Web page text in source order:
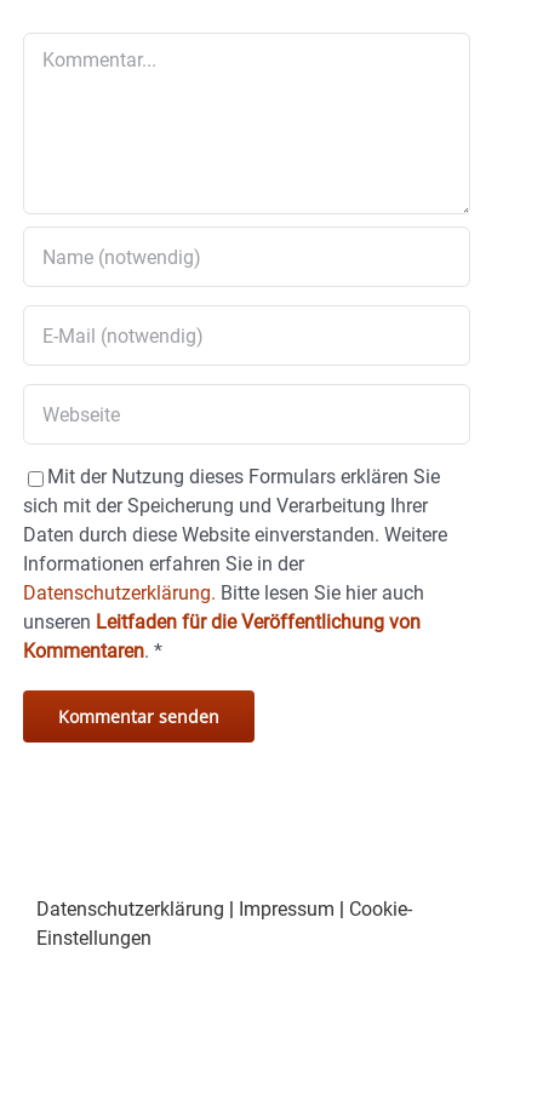
Mit der Nutzung dieses Formulars erklären Sie
sich mit der Speicherung und Verarbeitung Ihrer
Daten durch diese Website einverstanden. Weitere
Informationen erfahren Sie in der
Datenschutzerklärung. Bitte lesen Sie hier auch
unseren Leitfaden für die Veröffentlichung von
Kommentaren. *
Datenschutzerklärung Impressum
Cookie-
Einstellungen